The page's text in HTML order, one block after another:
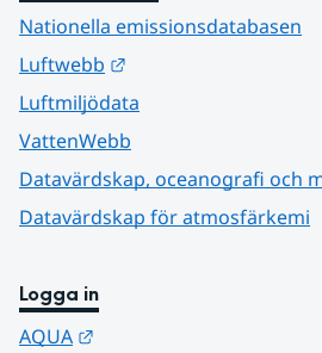
Nationella emissionsdatabasen
Luftwebb
Luftmiljödata
VattenWebb
Datavärdskap, oceanografi och
Datavärdskap för atmosfärkemi
Logga in
AQUA